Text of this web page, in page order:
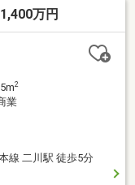
万円
2
業
線 二川駅 徒歩5分